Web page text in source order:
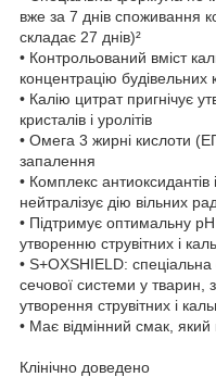
вже за 7 днів споживання
складає 27 днів)²
• Контрольований вміст
концентрацію будівельних
• Калію цитрат пригнічує
кристалів і уролітів
• Омега 3 жирні кислоти
запалення
• Комплекс антиоксидантів
нейтралізує дію вільних
• Підтримує оптимальну
утворенню струвітних і
• S+OXSHIELD:
сечової системи у тварин,
утворення струвітних і
• Має відмінний смак, який
Клінічно доведено